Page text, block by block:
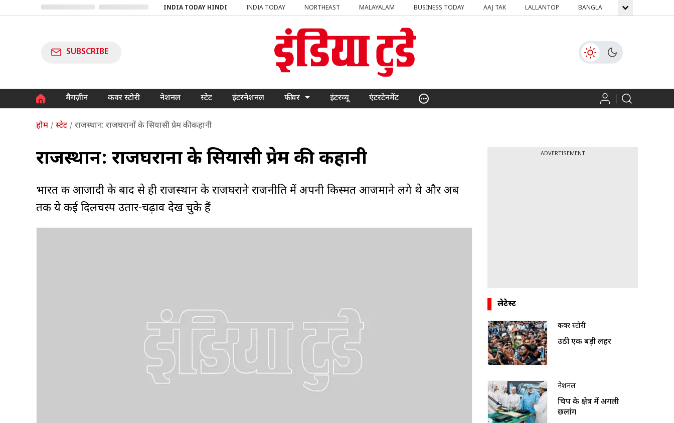
INDIA TODAY HINDI INDIA TODAY NORTHEAST MALAYALAM BUSINESS TODAY AAJ TAK LALLANTOP BANGLA GNTTV
SUBSCRIBE
मैगज़ीन कवर स्टोरी नेशनल स्टेट इंटरनेशनल फीचर इंटरव्यू एंटरटेनमेंट
होम स्टेट राजस्थान: राजघरानों के सियासी प्रेम की कहानी
राजस्थान: राजघरानों के सियासी प्रेम की कहानी
भारत की आजादी के बाद से ही राजस्थान के राजघराने राजनीति में अपनी किस्मत आजमाने लगे थे और अब
तक ये कई दिलचस्प उतार-चढ़ाव देख चुके हैं
ADVERTISEMENT
लेटेस्ट
कवर स्टोरी
उठी एक बड़ी लहर
नेशनल
चिप के क्षेत्र में अगली
छलांग